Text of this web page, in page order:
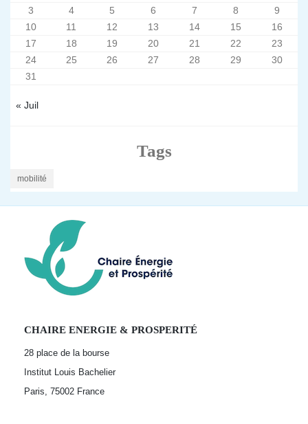
« Juil
3
4 5 6 7 8
9
10
11 12 13 14 15
16
17
18 19 20 21 22
23
24
25 26 27 28 29
30
31
Tags
mobilité
CHAIRE ENERGIE & PROSPERITÉ
28 place de la bourse
Institut Louis Bachelier
Paris, 75002 France